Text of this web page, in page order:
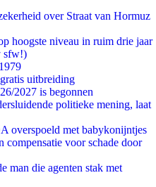
over Straat van Hormuz
hoogste niveau in ruim drie jaar
sfw!)
uitbreiding
2027 is begonnen
politieke mening, laat
overspoeld met babykonijntjes
compensatie voor schade door
man die agenten stak met